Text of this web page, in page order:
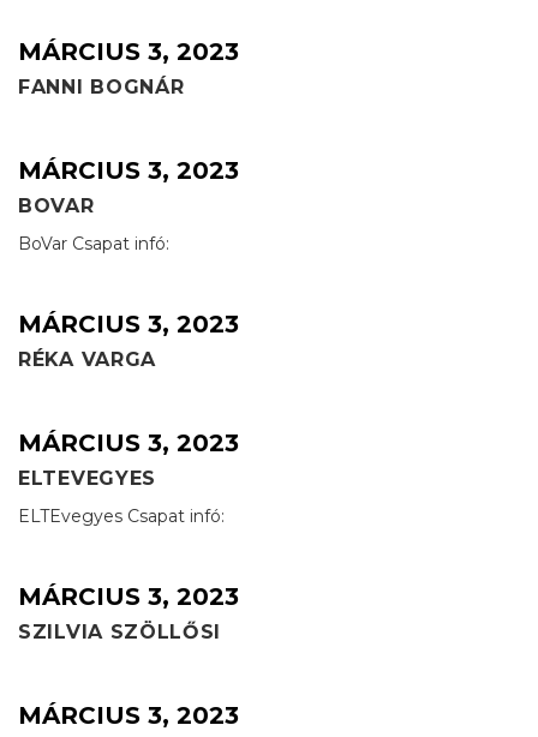
MÁRCIUS 3, 2023
FANNI BOGNÁR
MÁRCIUS 3, 2023
BOVAR
BoVar Csapat infó:
MÁRCIUS 3, 2023
RÉKA VARGA
MÁRCIUS 3, 2023
ELTEVEGYES
ELTEvegyes Csapat infó:
MÁRCIUS 3, 2023
SZILVIA SZÖLLŐSI
MÁRCIUS 3, 2023